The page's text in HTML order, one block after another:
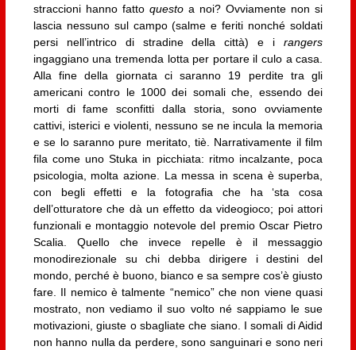
straccioni hanno fatto questoa noi? Ovviamente non si
lascia nessuno sul campo (salme e feriti nonché soldati
persi nell’intrico di stradine della città) e irangers
ingaggiano una tremenda lotta per portare il culo a casa.
Alla fine della giornata ci saranno 19 perdite tra gli
americani contro le 1000 dei somali che, essendo dei
morti di fame sconfitti dalla storia, sono ovviamente
cattivi, isterici e violenti, nessuno se ne incula la memoria
e se lo saranno pure meritato, tiè. Narrativamente il film
fila come uno Stuka in picchiata: ritmo incalzante, poca
psicologia, molta azione. La messa in scena è superba,
con begli effetti e la fotografia che ha ‘sta cosa
dell’otturatore che dà un effetto da videogioco; poi attori
funzionali e montaggio notevole del premio Oscar Pietro
Scalia. Quello che invece repelle è il messaggio
monodirezionale su chi debba dirigere i destini del
mondo, perché è buono, bianco e sa sempre cos’è giusto
fare. Il nemico è talmente “nemico” che non viene quasi
mostrato, non vediamo il suo volto né sappiamo le sue
motivazioni, giuste o sbagliate che siano. I somali di Aidid
non hanno nulla da perdere, sono sanguinari e sono neri